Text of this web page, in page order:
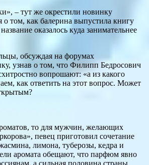
– тут же окрестили новинку
о том, как балерина выпустила книгу
оказалось куда занимательнее
обсуждая на форумах
узнав о том, что Филипп Бедросович
вопрошают: «а из какого
как ответить на этот вопрос. Может
то для мужчин, желающих
певец приготовил сочетание
лимона, туберозы, кедра и
аромата обещают, что парфюм явно